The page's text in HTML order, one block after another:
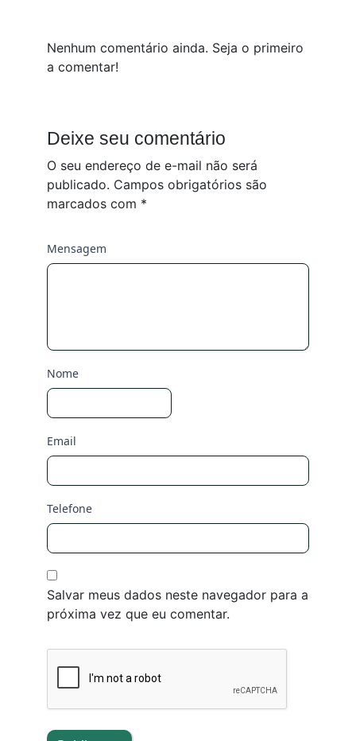
Nenhum comentário ainda. Seja o primeiro
a comentar!
Deixe seu comentário
O seu endereço de e-mail não será
publicado. Campos obrigatórios são
marcados com *
Mensagem
Nome
Email
Telefone
Salvar meus dados neste navegador para a
próxima vez que eu comentar.